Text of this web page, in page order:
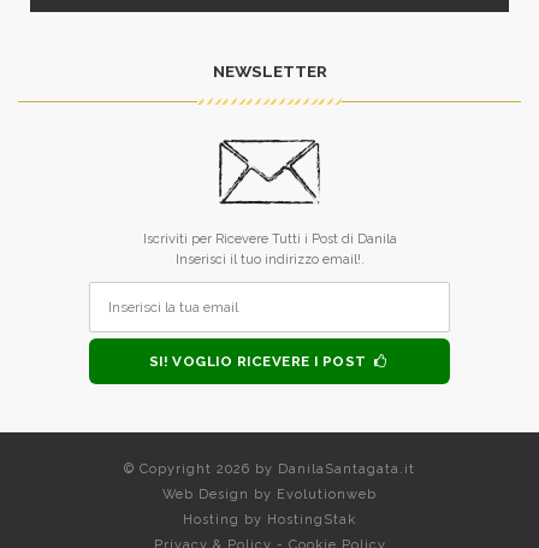
NEWSLETTER
Iscriviti per Ricevere Tutti i Post di Danila
Inserisci il tuo indirizzo email!.
SI! VOGLIO RICEVERE I POST
© Copyright 2026 by DanilaSantagata.it
Web Design by Evolutionweb
Hosting by HostingStak